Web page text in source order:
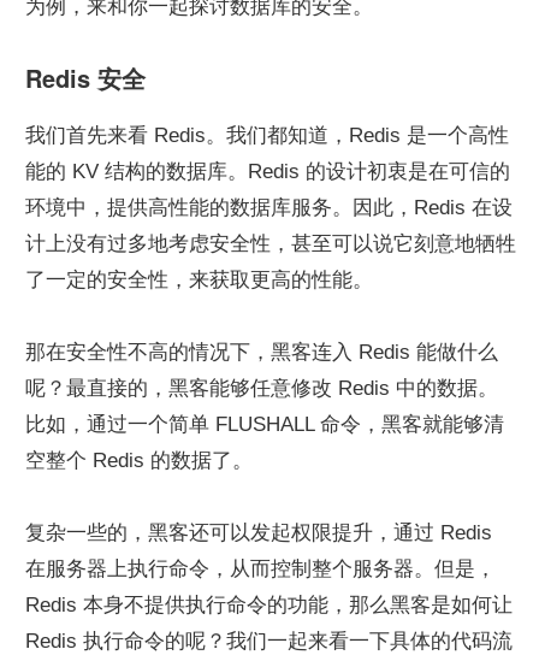
为例，来和你一起探讨数据库的安全。
Redis 安全
我们首先来看 Redis。我们都知道，Redis 是一个高性
能的 KV 结构的数据库。Redis 的设计初衷是在可信的
环境中，提供高性能的数据库服务。因此，Redis 在设
计上没有过多地考虑安全性，甚至可以说它刻意地牺牲
了一定的安全性，来获取更高的性能。
那在安全性不高的情况下，黑客连入 Redis 能做什么
呢？最直接的，黑客能够任意修改 Redis 中的数据。
比如，通过一个简单 FLUSHALL 命令，黑客就能够清
空整个 Redis 的数据了。
复杂一些的，黑客还可以发起权限提升，通过 Redis
在服务器上执行命令，从而控制整个服务器。但是，
Redis 本身不提供执行命令的功能，那么黑客是如何让
Redis 执行命令的呢？我们一起来看一下具体的代码流